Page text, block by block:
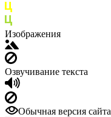
Изображения
Озвучивание текста
Обычная версия сайта